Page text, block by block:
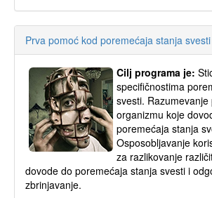
Prva pomoć kod poremećaja stanja svesti
Cilj programa je:
specifičnostima
svesti. Razumevanje
organizmu koje
poremećaja stanja
Osposobljavanje
za razlikovanje
dovode do poremećaja stanja svesti i
zbrinjavanje.